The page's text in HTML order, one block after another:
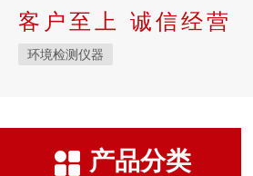
客户至上 诚信经营
环境检测仪器
产品分类